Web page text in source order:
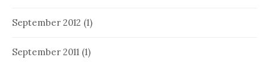
September 2012 (1)
September 2011 (1)